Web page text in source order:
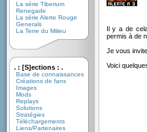
La série Tiberium
Renegade
La série Alerte Rouge
Generals
La Terre du Milieu
. : [S]ections : .
Base de connaissances
Créations de fans
Images
Mods
Replays
Solutions
Stratégies
Téléchargements
Liens/Partenaires
Il y a de
permis à de
Je vous
Voici